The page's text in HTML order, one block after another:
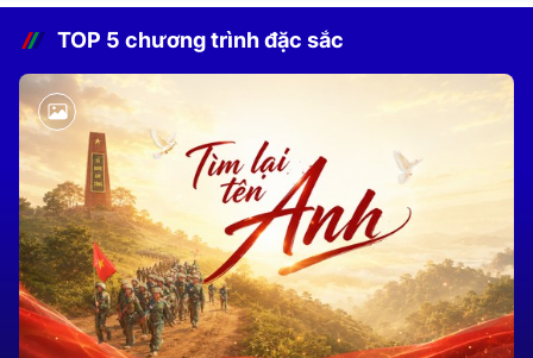
TOP 5 chương trình đặc sắc